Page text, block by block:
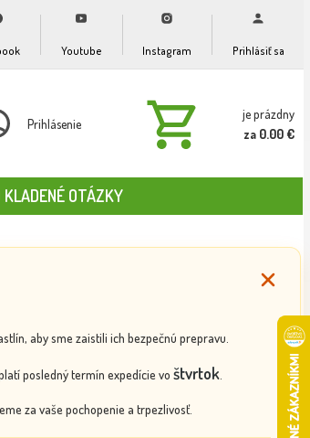
Youtube Instagram Prihlásiť sa
Prihlásenie
je prázdny
za 0.00 €
KLADENÉ OTÁZKY
aby sme zaistili ich bezpečnú prepravu.
posledný termín expedície vo štvrtok.
za vaše pochopenie a trpezlivosť.